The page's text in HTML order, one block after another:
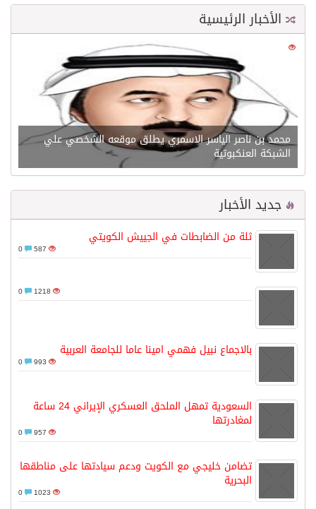
الأخبار الرئيسية
21564
محمد بن ناصر الياسر الاسمري يطلق موقعه الشخصي علي
الشبكة العنكبوتية
جديد الأخبار
ثلة من الضابطات في الجييش الكويتي
587
1218
بالاجماع نبيل فهمي امينا عاما للجامعة العربية
993
السعودية تمهل الملحق العسكري الإيراني 24 ساعة
لمغادرتها
957
تضامن خليجي مع الكويت ودعم سيادتها على مناطقها
البحرية
1023